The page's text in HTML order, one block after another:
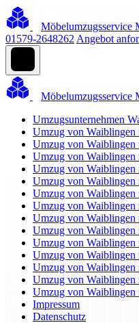
Möbelumzugsservice
01579-2648262 Angebot
Möbelumzugsservice
Umzugsunternehmen
Umzug von Waiblingen
Umzug von Waiblingen
Umzug von Waiblingen
Umzug von Waiblingen
Umzug von Waiblingen
Umzug von Waiblingen
Umzug von Waiblingen
Umzug von Waiblingen
Umzug von Waiblingen
Umzug von Waiblingen
Umzug von Waiblingen
Umzug von Waiblingen
Umzug von Waiblingen
Umzug von Waiblingen
Impressum
Datenschutz